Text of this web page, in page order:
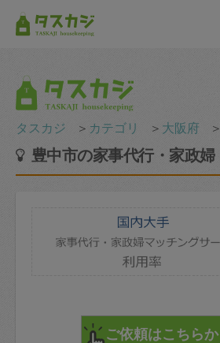
タスカジ ＞ カテゴリ ＞ 大阪府 ＞
豊中市の家事代行・家政婦